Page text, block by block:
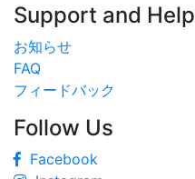
Support and Help
お知らせ
FAQ
フィードバック
Follow Us
Facebook